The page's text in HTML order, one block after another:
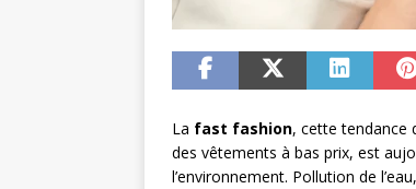
La fast fashion, cette tendance
des vêtements à bas prix, est
l’environnement. Pollution de